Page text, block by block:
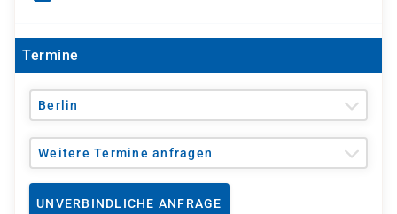
Termine
Berlin
Weitere Termine anfragen
UNVERBINDLICHE ANFRAGE